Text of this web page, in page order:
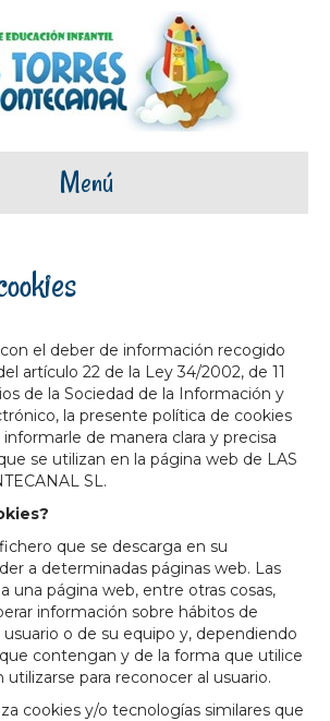
Menú
el deber de información recogido
artículo 22 de la Ley 34/2002, de 11
de la Sociedad de la Información y
la presente política de cookies
de manera clara y precisa
se utilizan en la página web de LAS
SL.
que se descarga en su
a determinadas páginas web. Las
una página web, entre otras cosas,
información sobre hábitos de
o de su equipo y, dependiendo
contengan y de la forma que utilice
para reconocer al usuario.
cookies y/o tecnologías similares que